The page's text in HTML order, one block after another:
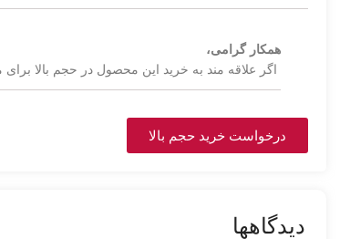
همکار گرامی،
اگر علاقه مند به خرید این محصول در حجم بالا
درخواست خرید حجم بالا
دیدگاهها